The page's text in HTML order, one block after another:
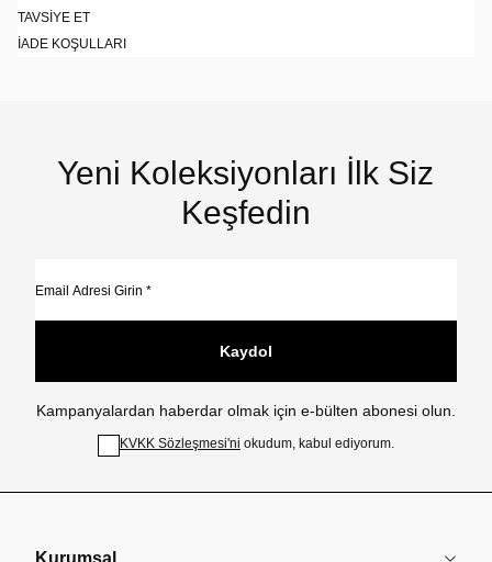
TAVSIYE ET
İADE KOŞULLARI
Yeni Koleksiyonları İlk Siz
Keşfedin
Kaydol
Kampanyalardan haberdar olmak için e-bülten abonesi olun.
KVKK Sözleşmesi'ni okudum, kabul ediyorum.
Kurumsal